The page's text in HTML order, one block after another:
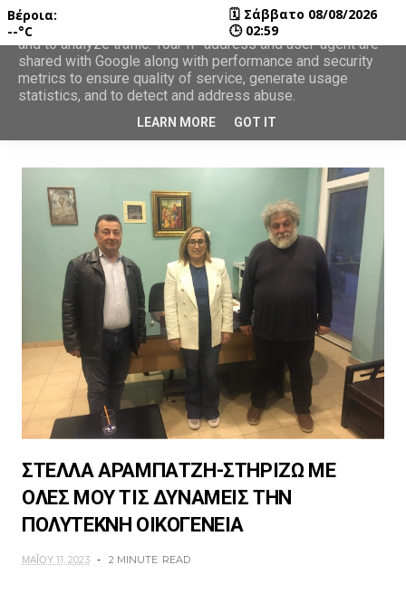
ΣΤΕΛΛΑ ΑΡΑΜΠΑΤΖΗ-ΣΤΗΡΙΖΩ ΜΕ
ΟΛΕΣ ΜΟΥ ΤΙΣ ΔΥΝΑΜΕΙΣ ΤΗΝ
ΠΟΛΥΤΕΚΝΗ ΟΙΚΟΓΕΝΕΙΑ
ΜΑΪ́ΟΥ 11, 2023 2 MINUTE READ
Βέροια:
--°C
🗓 Σάββατο 08/08/2026
🕒 02:59
This site uses cookies from Google to deliver its services
and to analyze traffic. Your IP address and user-agent are
shared with Google along with performance and security
metrics to ensure quality of service, generate usage
statistics, and to detect and address abuse.
LEARN MORE GOT IT